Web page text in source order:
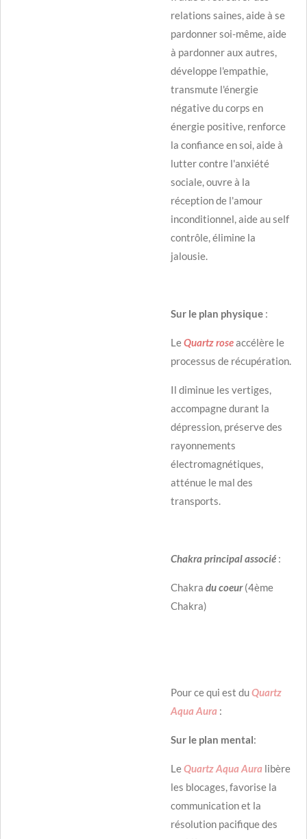
relations saines, aide à se
pardonner soi-même, aide
à pardonner aux autres,
développe l'empathie,
transmute l'énergie
négative du corps en
énergie positive, renforce
la confiance en soi, aide à
lutter contre l'anxiété
sociale, ouvre à la
réception de l'amour
inconditionnel, aide au self
contrôle, élimine la
jalousie.
Sur le plan physique :
LeQuartz roseaccélère le
processus de récupération.
Il diminue les vertiges,
accompagne durant la
dépression, préserve des
rayonnements
électromagnétiques,
atténue le mal des
transports.
Chakra principal associé :
Chakra du coeur(4ème
Chakra)
Pour ce qui est duQuartz
Aqua Aura :
Sur le plan mental:
LeQuartz Aqua Aura libère
les blocages, favorise la
communication et la
résolution pacifique des